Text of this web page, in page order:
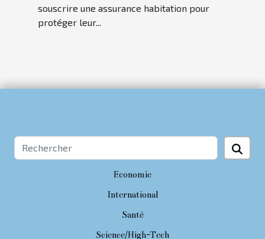
souscrire une assurance habitation pour
protéger leur...
Economie
International
Santé
Science/High-Tech